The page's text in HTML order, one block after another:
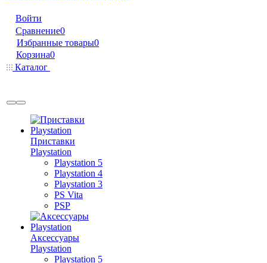
Войти
Сравнение0
Избранные товары0
Корзина0
Каталог
Приставки
Playstation
Playstation 5
Playstation 4
Playstation 3
PS Vita
PSP
Аксессуары
Playstation
Playstation 5